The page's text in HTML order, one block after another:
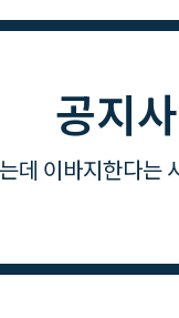
공지
데 이바지한다는